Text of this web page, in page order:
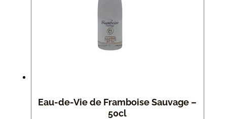
Eau-de-Vie de Framboise Sauvage –
50cl